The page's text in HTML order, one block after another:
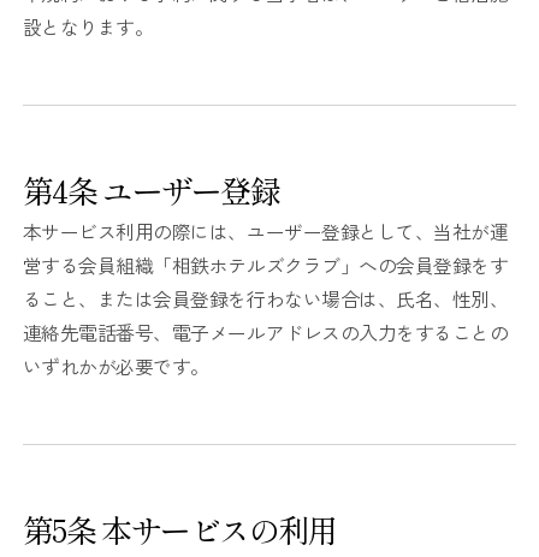
設となります。
第4条 ユーザー登録
本サービス利用の際には、ユーザー登録として、当社が運
営する会員組織「相鉄ホテルズクラブ」への会員登録をす
ること、または会員登録を行わない場合は、氏名、性別、
連絡先電話番号、電子メールアドレスの入力をすることの
いずれかが必要です。
第5条 本サービスの利用